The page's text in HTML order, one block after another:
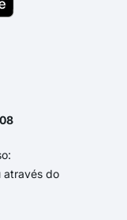
através do